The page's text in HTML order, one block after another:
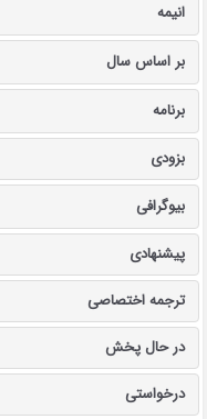
انیمه
بر اساس سال
برنامه
بزودی
بیوگرافی
پیشنهادی
ترجمه اختصاصی
در حال پخش
درخواستی